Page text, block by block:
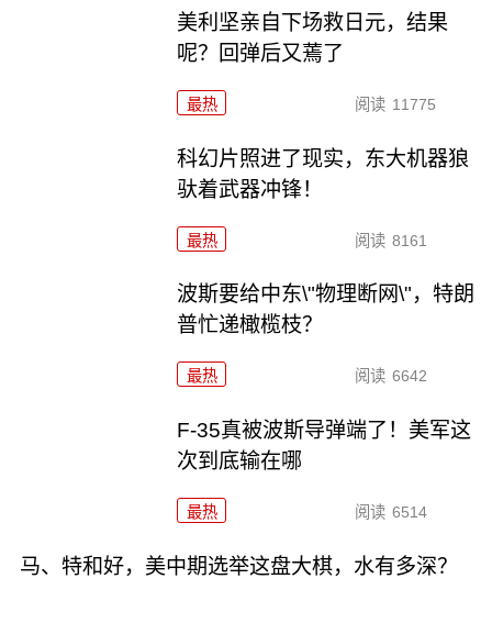
美利坚亲自下场救日元，结果
呢？回弹后又蔫了
最热 阅读 11775
科幻片照进了现实，东大机器狼
驮着武器冲锋！
最热 阅读 8161
波斯要给中东\"物理断网\"，特朗
普忙递橄榄枝？
最热 阅读 6642
F-35真被波斯导弹端了！美军这
次到底输在哪
最热 阅读 6514
马、特和好，美中期选举这盘大棋，水有多深？